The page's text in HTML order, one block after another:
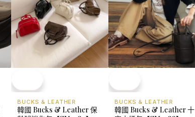
BUCKS & LEATHER
韓國 Bucks & Leather 保
BUCKS & LEATHER
韓國 Bucks & Leather 十